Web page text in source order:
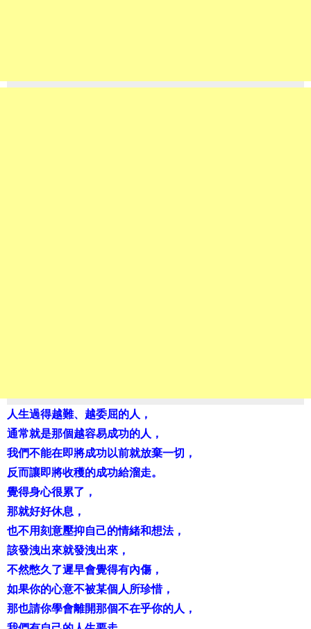
人生過得越難、越委屈的人，
通常就是那個越容易成功的人，
我們不能在即將成功以前就放棄一切，
反而讓即將收穫的成功給溜走。
覺得身心很累了，
那就好好休息，
也不用刻意壓抑自己的情緒和想法，
該發洩出來就發洩出來，
不然憋久了遲早會覺得有內傷，
如果你的心意不被某個人所珍惜，
那也請你學會離開那個不在乎你的人，